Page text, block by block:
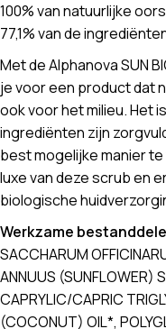
100% van natuurlijke
77,1% van de
Met de Alphanova SUN
je voor een product dat
ook voor het milieu. Het
ingrediënten zijn
best mogelijke manier
luxe van deze scrub en
biologische
Werkzame
SACCHARUM
ANNUUS (SUNFLOWER)
CAPRYLIC/CAPRIC
(COCONUT) OIL*,